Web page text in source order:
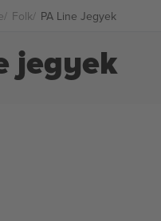
Folk PA Line Jegyek
jegyek